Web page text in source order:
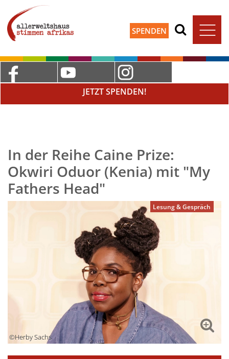
SPENDEN
JETZT SPENDEN!
In der Reihe Caine Prize:
Okwiri Oduor (Kenia) mit "My
Fathers Head"
©Herby Sachs
Lesung & Gespräch